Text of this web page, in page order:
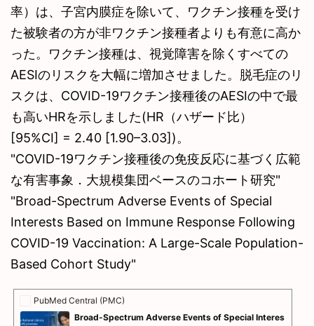
率）は、子宮内膜症を除いて、ワクチン接種を受け
た被験者の方が非ワクチン接種者よりも有意に高か
った。ワクチン接種は、視覚障害を除くすべての
AESIのリスクを大幅に増加させました。脱毛症のリ
スクは、COVID-19ワクチン接種後のAESIの中で最
も高いHRを示しました(HR（ハザード比）
[95%CI] = 2.40 [1.90–3.03])。
"COVID-19ワクチン接種後の免疫反応に基づく広範
な有害事象．大規模集団ベースのコホート研究"
"Broad-Spectrum Adverse Events of Special
Interests Based on Immune Response Following
COVID-19 Vaccination: A Large-Scale Population-
Based Cohort Study"
PubMed Central (PMC)
Broad-Spectrum Adverse Events of Special Interes